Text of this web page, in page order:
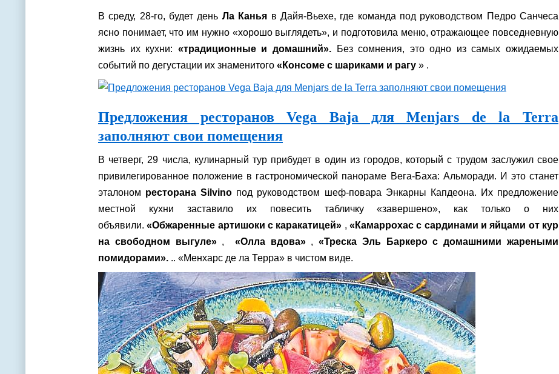
В среду, 28-го, будет день Ла Канья в Дайя-Вьехе, где команда под руководством Педро Санчеса
ясно понимает, что им нужно «хорошо выглядеть», и подготовила меню, отражающее повседневную
жизнь их кухни: «традиционные и домашний».
Без сомнения, это одно из самых ожидаемых
событий по дегустации их знаменитого «Консоме с шариками и рагу » .
Предложения ресторанов Vega Baja для Menjars de la Terra
заполняют свои помещения
В четверг, 29 числа, кулинарный тур прибудет в один из городов, который с трудом заслужил свое
привилегированное положение в гастрономической панораме Вега-Баха: Альморади. И это станет
эталоном ресторана Silvino под руководством шеф-повара Энкарны Капдеона. Их предложение
местной кухни заставило их повесить табличку «завершено», как только о них
объявили.«Обжаренные артишоки с каракатицей» ,«Камаррохас с сардинами и яйцами от кур
на свободном выгуле», «Олла вдова»,«Треска Эль Баркеро с домашними жареными
помидорами». .. «Менхарс де ла Терра» в чистом виде.